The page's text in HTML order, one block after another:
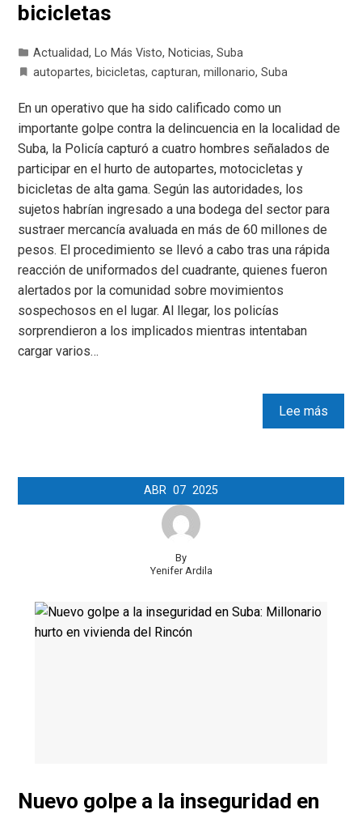
bicicletas
Actualidad, Lo Más Visto, Noticias,Suba
autopartes, bicicletas,capturan,millonario,Suba
En un operativo que ha sido calificado como un
importante golpe contra la delincuencia en la localidad de
Suba, la Policía capturó a cuatro hombres señalados de
participar en el hurto de autopartes, motocicletas y
bicicletas de alta gama. Según las autoridades, los
sujetos habrían ingresado a una bodega del sector para
sustraer mercancía avaluada en más de 60 millones de
pesos. El procedimiento se llevó a cabo tras una rápida
reacción de uniformados del cuadrante, quienes fueron
alertados por la comunidad sobre movimientos
sospechosos en el lugar. Al llegar, los policías
sorprendieron a los implicados mientras intentaban
cargar varios…
Lee más
ABR 07 2025
By
Yenifer Ardila
Nuevo golpe a la inseguridad en